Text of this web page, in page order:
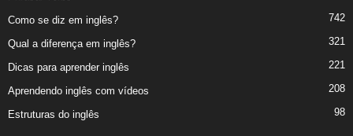
Como se diz em inglês? 742
Qual a diferença em inglês? 321
Dicas para aprender inglês 221
Aprendendo inglês com vídeos 208
Estruturas do inglês 98